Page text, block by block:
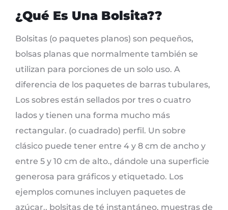
¿Qué Es Una Bolsita??
Bolsitas (o paquetes planos) son pequeños,
bolsas planas que normalmente también se
utilizan para porciones de un solo uso. A
diferencia de los paquetes de barras tubulares,
Los sobres están sellados por tres o cuatro
lados y tienen una forma mucho más
rectangular. (o cuadrado) perfil. Un sobre
clásico puede tener entre 4 y 8 cm de ancho y
entre 5 y 10 cm de alto., dándole una superficie
generosa para gráficos y etiquetado. Los
ejemplos comunes incluyen paquetes de
azúcar., bolsitas de té instantáneo, muestras de